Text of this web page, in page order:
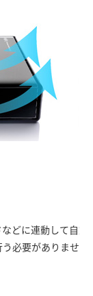
どに連動して自
必要がありません